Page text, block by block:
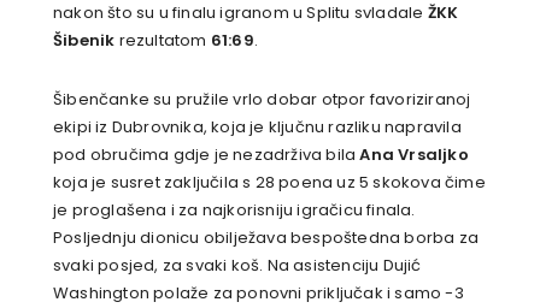
nakon što su u finalu igranom u Splitu svladale ŽKK
Šibenik rezultatom 61:69.
Šibenčanke su pružile vrlo dobar otpor favoriziranoj
ekipi iz Dubrovnika, koja je ključnu razliku napravila
pod obručima gdje je nezadrživa bilaAna Vrsaljko
koja je susret zaključila s 28 poena uz 5 skokova čime
je proglašena i za najkorisniju igračicu finala.
Posljednju dionicu obilježava bespoštedna borba za
svaki posjed, za svaki koš. Na asistenciju Dujić
Washington polaže za ponovni priključak i samo -3